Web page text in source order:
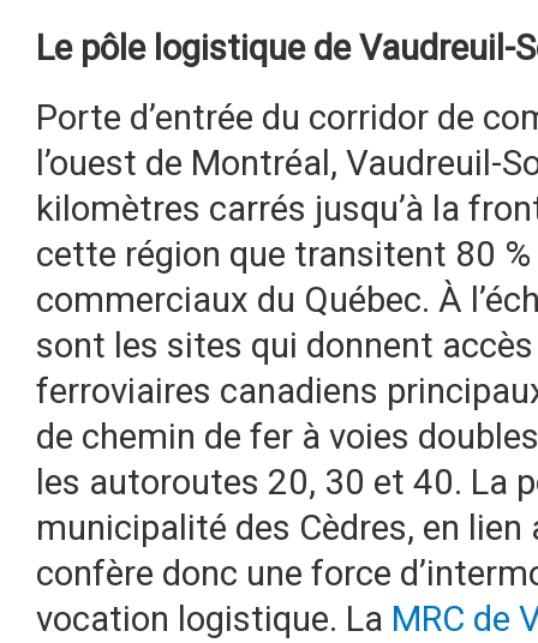
Le pôle logistique de Vaudreuil-
Porte d’entrée du corridor de
l’ouest de Montréal, Vaudreuil-
kilomètres carrés jusqu’à la
cette région que transitent 80
commerciaux du Québec. À
sont les sites qui donnent
ferroviaires canadiens
de chemin de fer à voies
les autoroutes 20, 30 et 40. La
municipalité des Cèdres, en
confère donc une force
vocation logistique. La MRC de